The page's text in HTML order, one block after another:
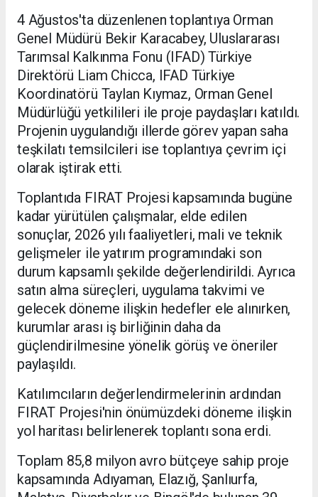
4 Ağustos'ta düzenlenen toplantıya Orman
Genel Müdürü Bekir Karacabey, Uluslararası
Tarımsal Kalkınma Fonu (IFAD) Türkiye
Direktörü Liam Chicca, IFAD Türkiye
Koordinatörü Taylan Kıymaz, Orman Genel
Müdürlüğü yetkilileri ile proje paydaşları katıldı.
Projenin uygulandığı illerde görev yapan saha
teşkilatı temsilcileri ise toplantıya çevrim içi
olarak iştirak etti.
Toplantıda FIRAT Projesi kapsamında bugüne
kadar yürütülen çalışmalar, elde edilen
sonuçlar, 2026 yılı faaliyetleri, mali ve teknik
gelişmeler ile yatırım programındaki son
durum kapsamlı şekilde değerlendirildi. Ayrıca
satın alma süreçleri, uygulama takvimi ve
gelecek döneme ilişkin hedefler ele alınırken,
kurumlar arası iş birliğinin daha da
güçlendirilmesine yönelik görüş ve öneriler
paylaşıldı.
Katılımcıların değerlendirmelerinin ardından
FIRAT Projesi'nin önümüzdeki döneme ilişkin
yol haritası belirlenerek toplantı sona erdi.
Toplam 85,8 milyon avro bütçeye sahip proje
kapsamında Adıyaman, Elazığ, Şanlıurfa,